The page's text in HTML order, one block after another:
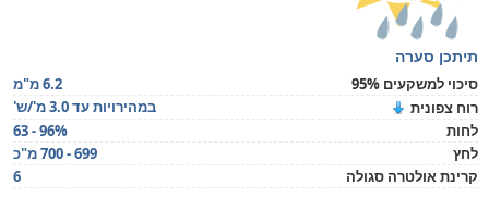
תיתכן סערה
סיכוי למשקעים 95%
6.2 מ"מ
רוח צפונית
במהירויות עד 3.0 מ'/ש'
לחות
63 - 96%
לחץ
699 - 700 מ"כ
קרינת אולטרה סגולה
6